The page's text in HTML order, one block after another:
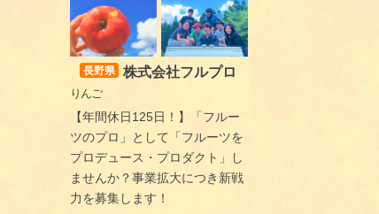
長野県 株式会社フルプロ
りんご
【年間休日125日！】「フルー
ツのプロ」として「フルーツを
プロデュース・プロダクト」し
ませんか？事業拡大につき新戦
力を募集します！